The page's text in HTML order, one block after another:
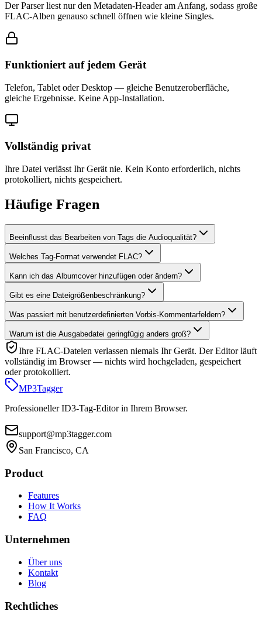
Der Parser liest nur den Metadaten-Header am Anfang, sodass große
FLAC-Alben genauso schnell öffnen wie kleine Singles.
Funktioniert auf jedem Gerät
Telefon, Tablet oder Desktop — gleiche Benutzeroberfläche,
gleiche Ergebnisse. Keine App-Installation.
Vollständig privat
Ihre Datei verlässt Ihr Gerät nie. Kein Konto erforderlich, nichts
protokolliert, nichts gespeichert.
Häufige Fragen
Beeinflusst das Bearbeiten von Tags die Audioqualität?
Welches Tag-Format verwendet FLAC?
Kann ich das Albumcover hinzufügen oder ändern?
Gibt es eine Dateigrößenbeschränkung?
Was passiert mit benutzerdefinierten Vorbis-Kommentarfeldern?
Warum ist die Ausgabedatei geringfügig anders groß?
Ihre FLAC-Dateien verlassen niemals Ihr Gerät. Der Editor läuft
vollständig im Browser — nichts wird hochgeladen, gespeichert
oder protokolliert.
MP3Tagger
Professioneller ID3-Tag-Editor in Ihrem Browser.
support@mp3tagger.com
San Francisco, CA
Product
Features
How It Works
FAQ
Unternehmen
Über uns
Kontakt
Blog
Rechtliches